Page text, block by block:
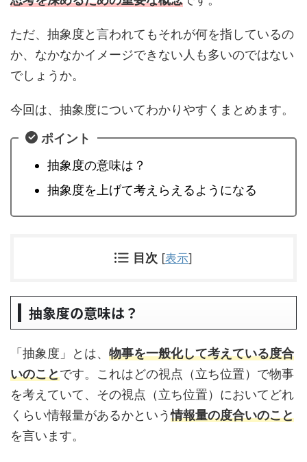
ただ、抽象度と言われてもそれが何を指しているの
か、なかなかイメージできない人も多いのではない
でしょうか。
今回は、抽象度についてわかりやすくまとめます。
ポイント
抽象度の意味は？
抽象度を上げて考えらえるようになる
目次 [表示]
抽象度の意味は？
「抽象度」とは、 物事を一般化して考えている度合
いのことです。これはどの視点（立ち位置）で物事
を考えていて、その視点（立ち位置）においてどれ
くらい情報量があるかという情報量の度合いのこと
を言います。